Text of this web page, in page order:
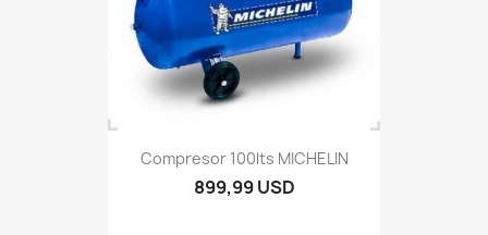
Compresor 100lts MICHELIN
899,99 USD